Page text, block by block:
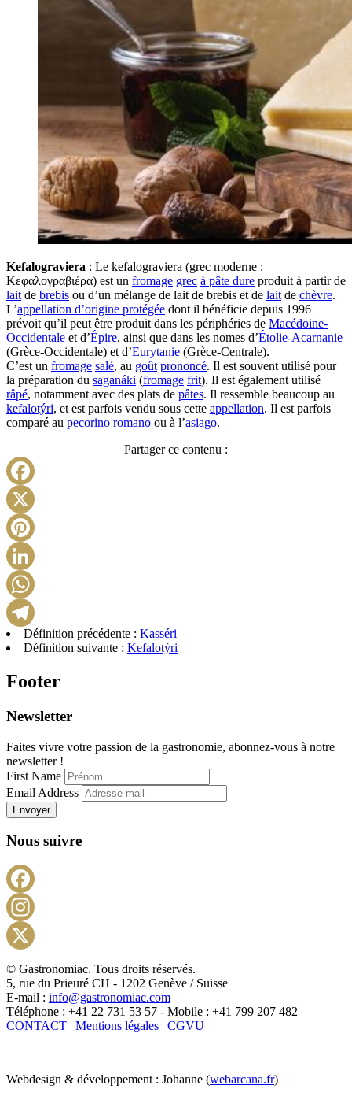
Kefalograviera : Le kefalograviera (grec moderne :
Κεφαλογραβιέρα) est un fromage grec à pâte dure produit à partir de
lait de brebis ou d’un mélange de lait de brebis et de lait de chèvre.
L’appellation d’origine protégée dont il bénéficie depuis 1996
prévoit qu’il peut être produit dans les périphéries de Macédoine-
Occidentale et d’Épire, ainsi que dans les nomes d’Étolie-Acarnanie
(Grèce-Occidentale) et d’Eurytanie (Grèce-Centrale).
C’est un fromage salé, au goût prononcé. Il est souvent utilisé pour
la préparation du saganáki (fromage frit). Il est également utilisé
râpé, notamment avec des plats de pâtes. Il ressemble beaucoup au
kefalotýri, et est parfois vendu sous cette appellation. Il est parfois
comparé au pecorino romano ou à l’asiago.
Partager ce contenu :
Telegram
Définition précédente : Kasséri
Définition suivante : Kefalotýri
Footer
Newsletter
Faites vivre votre passion de la gastronomie, abonnez-vous à notre
newsletter !
First Name
Email Address
Envoyer
Nous suivre
X
© Gastronomiac. Tous droits réservés.
5, rue du Prieuré CH - 1202 Genève / Suisse
E-mail : info@gastronomiac.com
Téléphone : +41 22 731 53 57 - Mobile : +41 799 207 482
CONTACT | Mentions légales | CGVU
Webdesign & développement : Johanne (webarcana.fr)